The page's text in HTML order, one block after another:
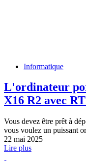
Informatique
L'ordinateur
X16 R2 avec
Vous devez être prêt à
vous voulez un puissant
22 mai 2025
Lire plus